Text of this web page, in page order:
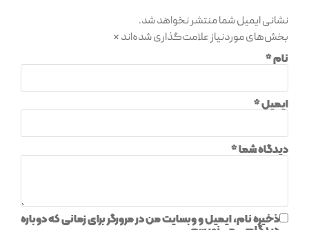
نشانی ایمیل شما منتشر نخواهد شد.
بخش‌های موردنیاز علامت‌گذاری شده‌اند*
نام*
ایمیل*
دیدگاه شما*
ذخیره نام، ایمیل و وبسایت من در مرورگر برای زمانی که دوباره